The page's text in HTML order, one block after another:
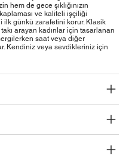
hem de gece şıklığınızın
ve kaliteli işçiliği
ilk günkü zarafetini korur. Klasik
arayan kadınlar için tasarlanan
saat veya diğer
Kendiniz veya sevdikleriniz için